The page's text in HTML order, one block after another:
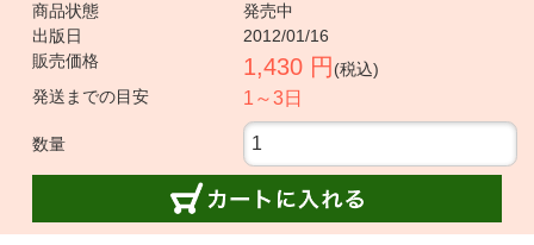
商品状態
発売中
出版日
2012/01/16
販売価格
1,430 円 (税込)
発送までの目安
1～3日
数量